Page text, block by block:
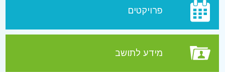
פרויקטים
מידע לתושב